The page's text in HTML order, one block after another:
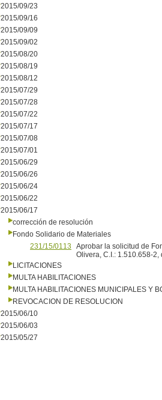
2015/09/23
2015/09/16
2015/09/09
2015/09/02
2015/08/20
2015/08/19
2015/08/12
2015/07/29
2015/07/28
2015/07/22
2015/07/17
2015/07/08
2015/07/01
2015/06/29
2015/06/26
2015/06/24
2015/06/22
2015/06/17
corrección de resolución
Fondo Solidario de Materiales
231/15/0113
Aprobar la solicitud de
Olivera, C.I.: 1.510.658-
LICITACIONES
MULTA HABILITACIONES
MULTA HABILITACIONES MUNICIPALES Y
REVOCACION DE RESOLUCION
2015/06/10
2015/06/03
2015/05/27